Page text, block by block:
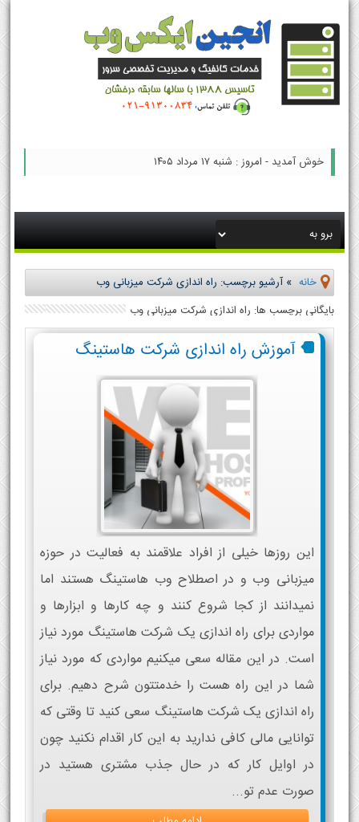
خوش آمدید - امروز : شنبه ۱۷ مرداد ۱۴۰۵
خانه »آرشیو برچسب: راه اندازی شرکت میزبانی وب
بایگانی برچسب ها: راه اندازی شرکت میزبانی وب
آموزش راه اندازی شرکت هاستینگ
این روزها خیلی از افراد علاقمند به فعالیت در حوزه
میزبانی وب و در اصطلاح وب هاستینگ هستند اما
نمیدانند از کجا شروع کنند و چه کارها و ابزارها و
مواردی برای راه اندازی یک شرکت هاستینگ مورد نیاز
است. در این مقاله سعی میکنیم مواردی که مورد نیاز
شما در این راه هست را خدمتتون شرح دهیم. برای
راه اندازی یک شرکت هاستینگ سعی کنید تا وقتی که
توانایی مالی کافی ندارید به این کار اقدام نکنید چون
در اوایل کار که در حال جذب مشتری هستید در
صورت عدم تو...